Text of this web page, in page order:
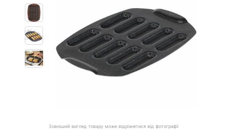
Зовнішній вигляд товару може відрізнятися від фотографії